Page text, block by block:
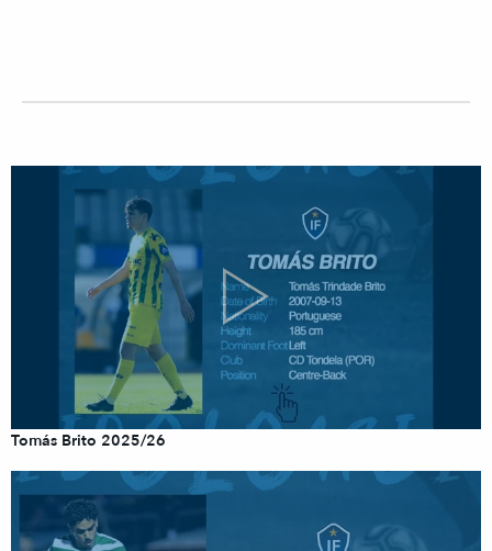
Tomás Brito 2025/26